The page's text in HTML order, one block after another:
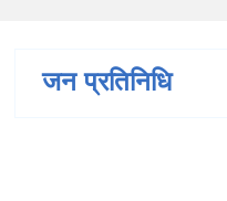
जन प्रतिनिधि